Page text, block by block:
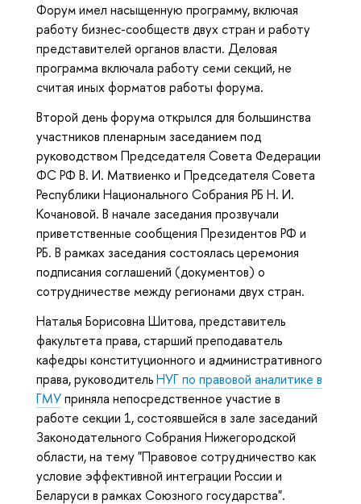
Форум имел насыщенную программу, включая
работу бизнес-сообществ двух стран и работу
представителей органов власти. Деловая
программа включала работу семи секций, не
считая иных форматов работы форума.
Второй день форума открылся для большинства
участников пленарным заседанием под
руководством Председателя Совета Федерации
ФС РФ В. И. Матвиенко и Председателя Совета
Республики Национального Собрания РБ Н. И.
Кочановой. В начале заседания прозвучали
приветственные сообщения Президентов РФ и
РБ. В рамках заседания состоялась церемония
подписания соглашений (документов) о
сотрудничестве между регионами двух стран.
Наталья Борисовна Шитова, представитель
факультета права, старший преподаватель
кафедры конституционного и административного
права, руководительНУГ по правовой аналитике в
ГМУприняла непосредственное участие в
работе секции 1, состоявшейся в зале заседаний
Законодательного Собрания Нижегородской
области, на тему "Правовое сотрудничество как
условие эффективной интеграции России и
Беларуси в рамках Союзного государства".